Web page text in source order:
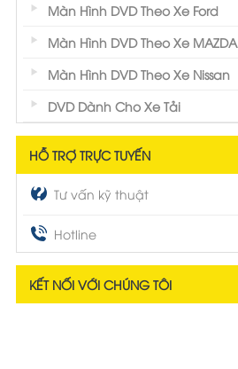
Màn Hình DVD Theo Xe Ford
Màn Hình DVD Theo Xe MAZDA
Màn Hình DVD Theo Xe Nissan
DVD Dành Cho Xe Tải
HỖ TRỢ TRỰC TUYẾN
Tư vấn kỹ thuật
Hotline
KẾT NỐI VỚI CHÚNG TÔI